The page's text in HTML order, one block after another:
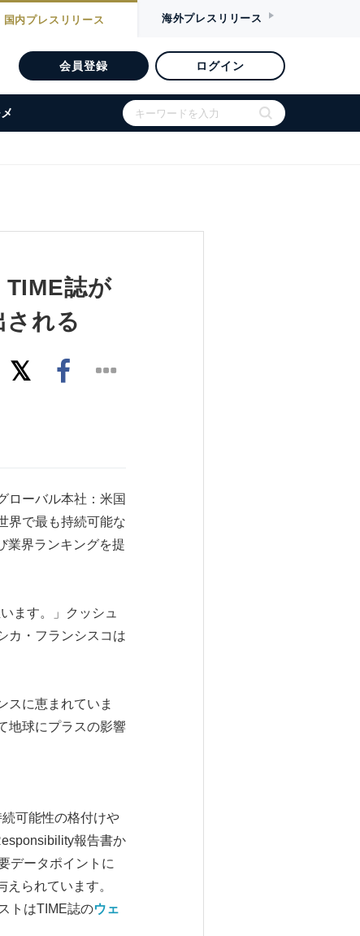
国内プレスリリース 海外プレスリリース
会員登録 ログイン
誌が
される
ローバル本社：米国
界で最も持続可能な
業界ランキングを提
ます。」クッシュ
カ・フランシスコは
スに恵まれていま
地球にプラスの影響
可能性の格付けや
報告書か
データポイントに
られています。
トはTIME誌のウェ